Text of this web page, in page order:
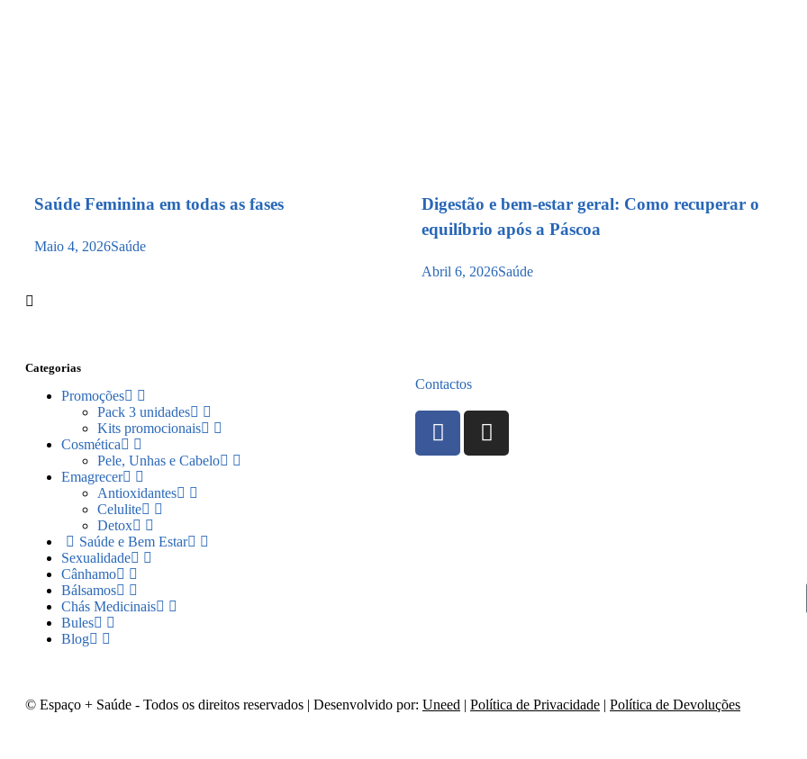
Saúde Feminina em todas as fases
Maio 4, 2026Saúde
Digestão e bem-estar geral: Como recuperar o
equilíbrio após a Páscoa
Abril 6, 2026Saúde
Categorias
Promoções
Pack 3 unidades
Kits promocionais
Cosmética
Pele, Unhas e Cabelo
Emagrecer
Antioxidantes
Celulite
Detox
Saúde e Bem Estar
Sexualidade
Cânhamo
Bálsamos
Chás Medicinais
Bules
Blog
Contactos
© Espaço + Saúde - Todos os direitos reservados | Desenvolvido por: Uneed | Política de Privacidade | Política de Devoluções